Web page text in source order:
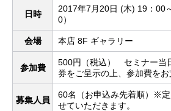
日時
2017年7月20日 (木) 19：00
0）
会場 本店 8F ギャラリー
参加費
500円（税込） セミナー当
券をご呈示の上、参加費をお
募集人員
60名（お申込み先着順）※
せていただきます。